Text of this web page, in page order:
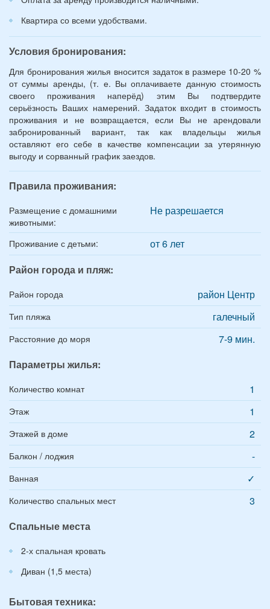
Квартира со всеми удобствами.
Условия бронирования:
Для бронирования жилья вносится задаток в размере 10-20 %
от суммы аренды, (т. е. Вы оплачиваете данную стоимость
своего проживания наперёд) этим Вы подтвердите
серьёзность Ваших намерений. Задаток входит в стоимость
проживания и не возвращается, если Вы не арендовали
забронированный вариант, так как владельцы жилья
оставляют его себе в качестве компенсации за утерянную
выгоду и сорванный график заездов.
Правила проживания:
Размещение с домашними
животными:
Не разрешается
Проживание с детьми:
от 6 лет
Район города и пляж:
Район города район Центр
Тип пляжа галечный
Расстояние до моря
7-9 мин.
Параметры жилья:
Количество комнат 1
Этаж 1
Этажей в доме 2
Балкон / лоджия -
Ванная ✓
Количество спальных мест
3
Спальные места
2-х спальная кровать
Диван (1,5 места)
Бытовая техника: